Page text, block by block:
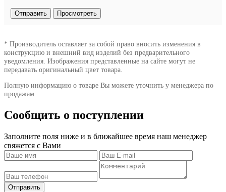
* Производитель оставляет за собой право вносить изменения в
конструкцию и внешний вид изделий без предварительного
уведомления. Изображения представленные на сайте могут не
передавать оригинальный цвет товара.
Полную информацию о товаре Вы можете уточнить у менеджера по
продажам.
Сообщить о поступлении
Заполните поля ниже и в ближайшее время наш менеджер
свяжется с Вами